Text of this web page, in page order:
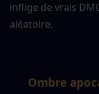
inflige de vrais
aléatoire.
Ombre